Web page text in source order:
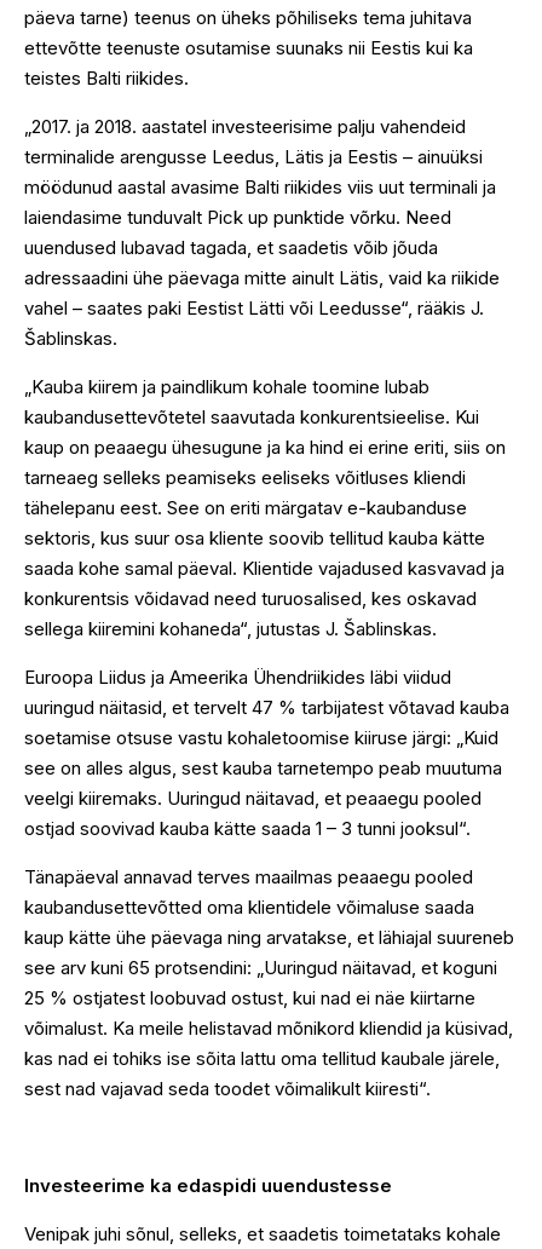
päeva tarne) teenus on üheks põhiliseks tema juhitava
ettevõtte teenuste osutamise suunaks nii Eestis kui ka
teistes Balti riikides.
„2017. ja 2018. aastatel investeerisime palju vahendeid
terminalide arengusse Leedus, Lätis ja Eestis – ainuüksi
möödunud aastal avasime Balti riikides viis uut terminali ja
laiendasime tunduvalt Pick up punktide võrku. Need
uuendused lubavad tagada, et saadetis võib jõuda
adressaadini ühe päevaga mitte ainult Lätis, vaid ka riikide
vahel – saates paki Eestist Lätti või Leedusse“, rääkis J.
Šablinskas.
„Kauba kiirem ja paindlikum kohale toomine lubab
kaubandusettevõtetel saavutada konkurentsieelise. Kui
kaup on peaaegu ühesugune ja ka hind ei erine eriti, siis on
tarneaeg selleks peamiseks eeliseks võitluses kliendi
tähelepanu eest. See on eriti märgatav e-kaubanduse
sektoris, kus suur osa kliente soovib tellitud kauba kätte
saada kohe samal päeval. Klientide vajadused kasvavad ja
konkurentsis võidavad need turuosalised, kes oskavad
sellega kiiremini kohaneda“, jutustas J. Šablinskas.
Euroopa Liidus ja Ameerika Ühendriikides läbi viidud
uuringud näitasid, et tervelt 47 % tarbijatest võtavad kauba
soetamise otsuse vastu kohaletoomise kiiruse järgi: „Kuid
see on alles algus, sest kauba tarnetempo peab muutuma
veelgi kiiremaks. Uuringud näitavad, et peaaegu pooled
ostjad soovivad kauba kätte saada 1 – 3 tunni jooksul“.
Tänapäeval annavad terves maailmas peaaegu pooled
kaubandusettevõtted oma klientidele võimaluse saada
kaup kätte ühe päevaga ning arvatakse, et lähiajal suureneb
see arv kuni 65 protsendini: „Uuringud näitavad, et koguni
25 % ostjatest loobuvad ostust, kui nad ei näe kiirtarne
võimalust. Ka meile helistavad mõnikord kliendid ja küsivad,
kas nad ei tohiks ise sõita lattu oma tellitud kaubale järele,
sest nad vajavad seda toodet võimalikult kiiresti“.
Investeerime ka edaspidi uuendustesse
Venipak juhi sõnul, selleks, et saadetis toimetataks kohale